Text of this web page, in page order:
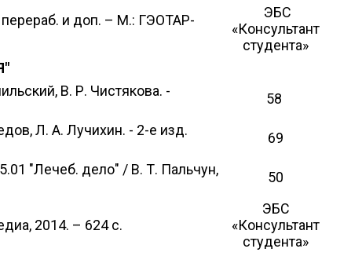
и доп. – М.: ГЭОТАР-
ЭБС
«Консультант
студента»
В. Р. Чистякова. -
58
Л. А. Лучихин. - 2-е изд.
69
"Лечеб. дело" / В. Т. Пальчун,
50
2014. – 624 с.
ЭБС
«Консультант
студента»